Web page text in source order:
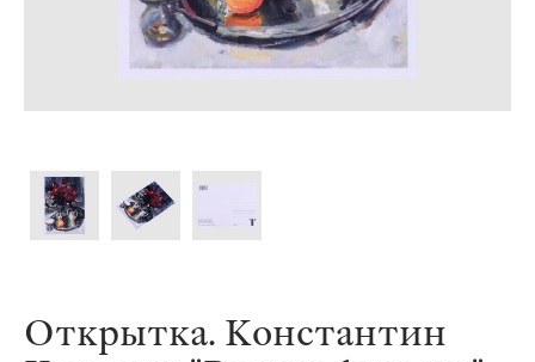
Открытка. Константин